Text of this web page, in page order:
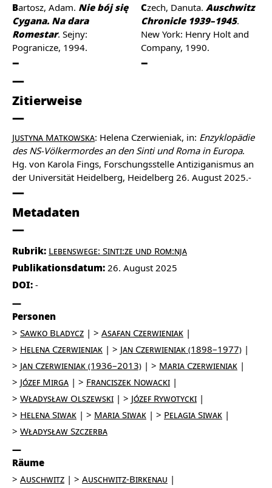
Bartosz, Adam. Nie bój się
Cygana. Na dara
Romestar. Sejny:
Pogranicze, 1994.
Czech, Danuta. Auschwitz
Chronicle 1939–1945.
New York: Henry Holt and
Company, 1990.
Zitierweise
Justyna Matkowska: Helena Czerwieniak, in: Enzyklopädie
des NS-Völkermordes an den Sinti und Roma in Europa.
Hg. von Karola Fings, Forschungsstelle Antiziganismus an
der Universität Heidelberg, Heidelberg 26. August 2025.-
Metadaten
Rubrik: Lebenswege: Sinti:ze und Rom:nja
Publikationsdatum: 26. August 2025
DOI: -
Personen
Sawko Bladycz
Asafan Czerwieniak
Helena Czerwieniak
Jan Czerwieniak (1898–1977)
Jan Czerwieniak (1936–2013)
Maria Czerwieniak
Józef Mirga
Franciszek Nowacki
Władysław Olszewski
Józef Rywotycki
Helena Siwak
Maria Siwak
Pelagia Siwak
Władysław Szczerba
Räume
Auschwitz
Auschwitz-Birkenau